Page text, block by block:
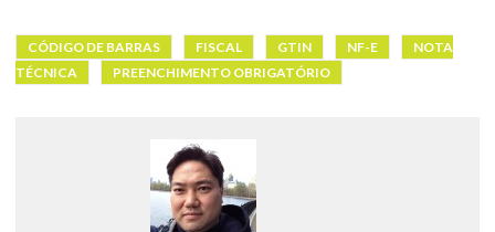
CÓDIGO DE BARRAS FISCAL GTIN NF-E
NOTA
TÉCNICA
PREENCHIMENTO OBRIGATÓRIO